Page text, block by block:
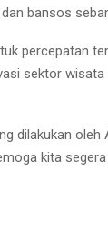
bansos
percepatan
sektor wisata
dilakukan
kita